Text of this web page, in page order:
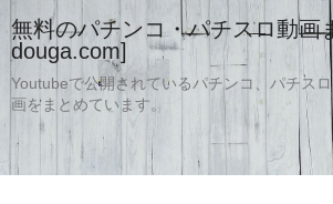
無料のパチンコ・パチスロ動画
douga.com]
Youtubeで公開されているパチンコ、パチス
画をまとめています。